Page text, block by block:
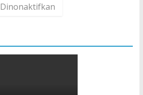
Dinonaktifkan